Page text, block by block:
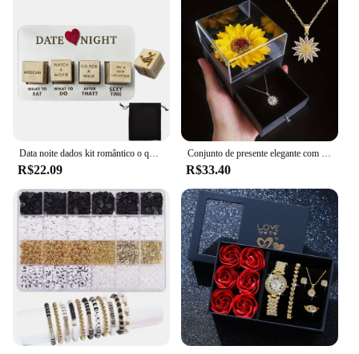
Data noite dados kit romântico o que fazer data noite para casais amantes dia data noite festa dados brinquedo aniversário presente dos namorados
R$22.09
Conjunto de presente elegante com colar de girassol – Comemore o amor, lealdade, perfeito para o dia das mães, aniversários, dia dos namorados, casamentos
R$33.40